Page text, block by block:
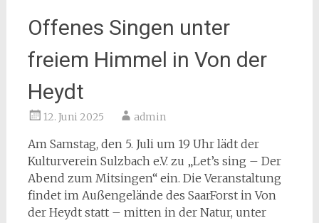
Offenes Singen unter
freiem Himmel in Von der
Heydt
12. Juni 2025 admin
Am Samstag, den 5. Juli um 19 Uhr lädt der
Kulturverein Sulzbach e.V. zu „Let’s sing – Der
Abend zum Mitsingen“ ein. Die Veranstaltung
findet im Außengelände des SaarForst in Von
der Heydt statt – mitten in der Natur, unter